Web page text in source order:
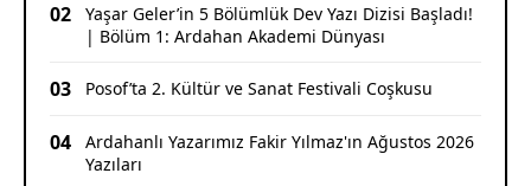
02
Yaşar Geler’in 5 Bölümlük Dev Yazı Dizisi Başladı!
| Bölüm 1: Ardahan Akademi Dünyası
03 Posof’ta 2. Kültür ve Sanat Festivali Coşkusu
04
Ardahanlı Yazarımız Fakir Yılmaz'ın Ağustos 2026
Yazıları